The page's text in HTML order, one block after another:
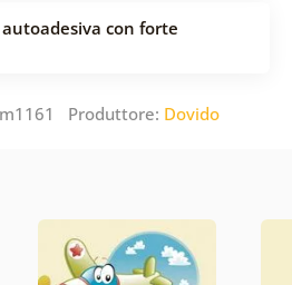
con forte
Produttore: Dovido